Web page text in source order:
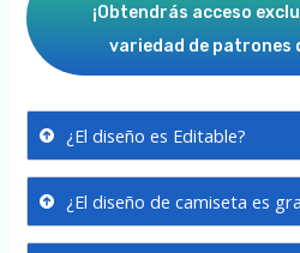
¡Obtendrás acceso
variedad de patrones
¿El diseño es Editable?
¿El diseño de camiseta es